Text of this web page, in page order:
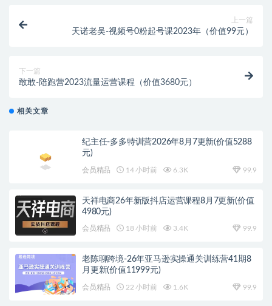
上一篇
天诺老吴-视频号0粉起号课2023年（价值99元）
下一篇
敢敢-陪跑营2023流量运营课程（价值3680元）
相关文章
纪主任-多多特训营2026年8月7更新(价值5288
元)
会员精品 14 小时前 6.3K 99.9
天祥电商26年新版抖店运营课程8月7更新(价值
4980元)
会员精品 18 小时前 3.4K 99.9
老陈聊跨境-26年亚马逊实操通关训练营41期8
月更新(价值11999元)
会员精品 22 小时前 1.6K 99.9